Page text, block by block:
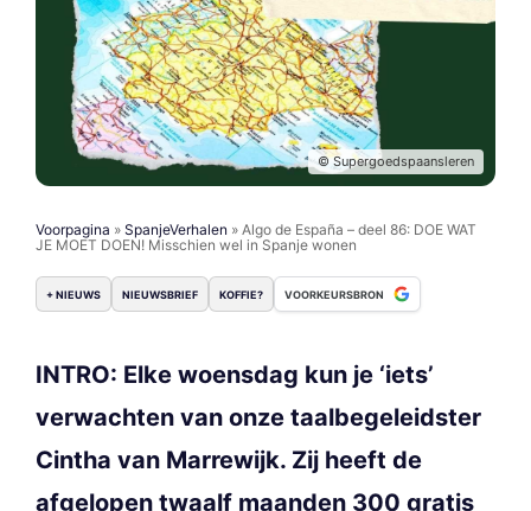
© Supergoedspaansleren
Voorpagina » SpanjeVerhalen » Algo de España – deel 86: DOE WAT
JE MOET DOEN! Misschien wel in Spanje wonen
+ NIEUWS NIEUWSBRIEF KOFFIE? VOORKEURSBRON
INTRO: Elke woensdag kun je ‘iets’
verwachten van onze taalbegeleidster
Cintha van Marrewijk. Zij heeft de
afgelopen twaalf maanden 300 gratis